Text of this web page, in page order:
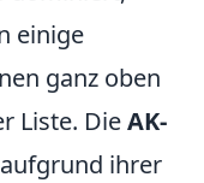
einige
ganz oben
Liste. DieAK-
ihrer